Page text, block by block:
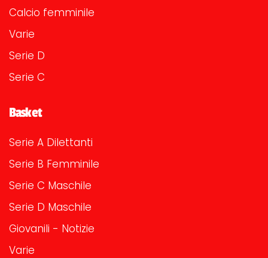
Calcio femminile
Varie
Serie D
Serie C
Basket
Serie A Dilettanti
Serie B Femminile
Serie C Maschile
Serie D Maschile
Giovanili - Notizie
Varie